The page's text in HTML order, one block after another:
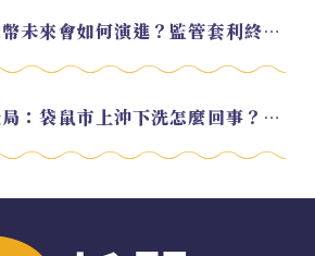
EP.217 美元穩定幣未來會如何演進？監管套利終將收斂？feat. 研究員 余哲安
EP.213 川普大攪局：袋鼠市上沖下洗怎麼回事？feat. Alvin